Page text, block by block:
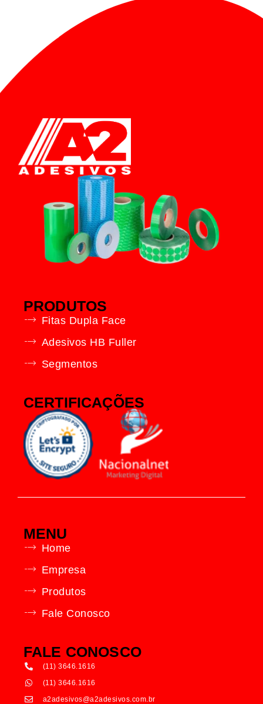
PRODUTOS
Fitas Dupla Face
Adesivos HB Fuller
Segmentos
CERTIFICAÇÕES
MENU
Home
Empresa
Produtos
Fale Conosco
FALE CONOSCO
(11) 3646.1616
(11) 3646.1616
a2adesivos@a2adesivos.com.br